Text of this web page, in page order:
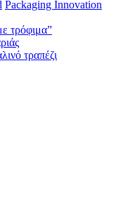
Packaging Innovation
τρόφιμα”
τραπέζι